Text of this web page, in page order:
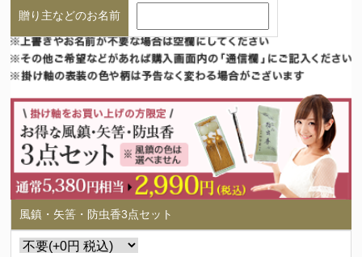
贈り主などのお名前
風鎮・矢筈・防虫香3点セット